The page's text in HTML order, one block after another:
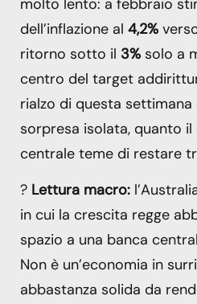
molto lento: a febbraio
dell’inflazione al 4,2%
ritorno sotto il 3% solo a
centro del target
rialzo di questa
sorpresa isolata, quanto il
centrale teme di restare
? Lettura macro:
in cui la crescita regge
spazio a una banca
Non è un’economia in
abbastanza solida da